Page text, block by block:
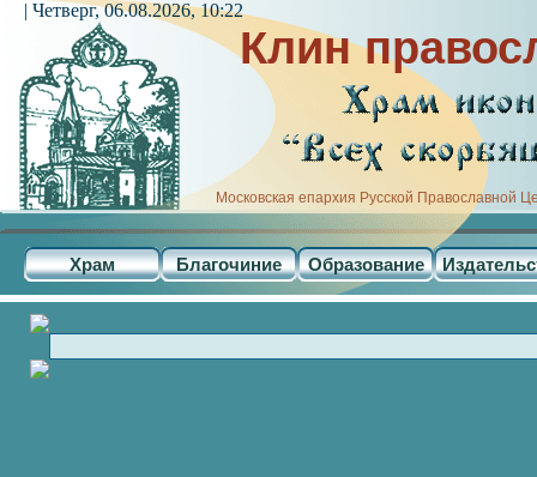
Клин
Московская епархия Русской Православной
Храм Благочиние Образование
| Четверг, 06.08.2026, 10:22